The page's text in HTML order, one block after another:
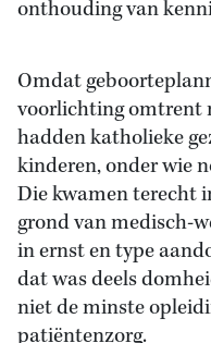
onthouding van
Omdat
voorlichting omtrent
hadden katholieke
kinderen, onder wie
Die kwamen terecht
grond van medisch-
in ernst en type
dat was deels
niet de minste
patiëntenzorg.